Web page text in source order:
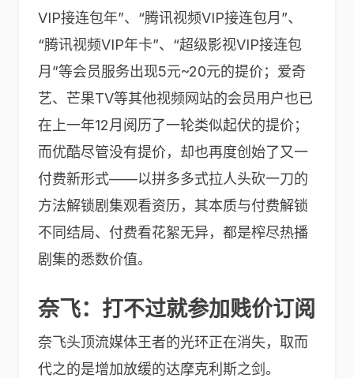
VIP接连包年”、“腾讯视频VIP接连包月”、
“腾讯视频VIP年卡”、“超级影视VIP接连包
月”等会员服务出现5元~20元的提价；爱奇
艺、芒果TV等其他视频网站的会员用户也已
在上一年12月阅历了一轮类似起伏的提价；
而优酷尽管没有提价，却也再度创始了又一
付费新形式——以拼多多式拉人头砍一刀的
方法解锁剧集观看资历，其本质与付费解锁
不同结局、付费看花絮无异，都是榨尽热播
剧集的悉数价值。
奈飞：打不过就参加贱价订阅
奈飞头顶流媒体王者的光环正在消失，取而
代之的是增加放缓的达摩克利斯之剑。